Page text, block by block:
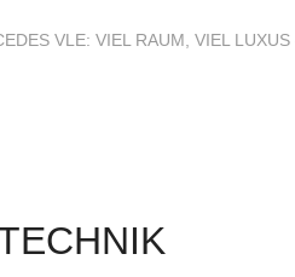
VLE: VIEL RAUM, VIEL